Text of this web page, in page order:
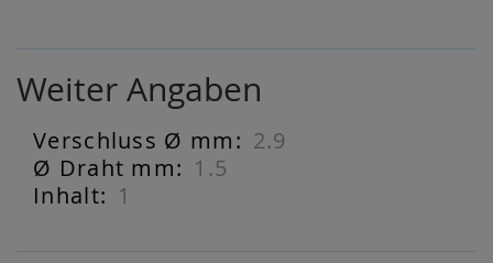
Weiter Angaben
Weiter
Angaben
2.9
1.5
1